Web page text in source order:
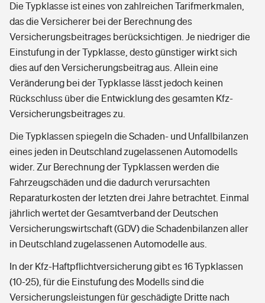
Die Typklasse ist eines von zahlreichen Tarifmerkmalen,
das die Versicherer bei der Berechnung des
Versicherungsbeitrages berücksichtigen. Je niedriger die
Einstufung in der Typklasse, desto günstiger wirkt sich
dies auf den Versicherungsbeitrag aus. Allein eine
Veränderung bei der Typklasse lässt jedoch keinen
Rückschluss über die Entwicklung des gesamten Kfz-
Versicherungsbeitrages zu.
Die Typklassen spiegeln die Schaden- und Unfallbilanzen
eines jeden in Deutschland zugelassenen Automodells
wider. Zur Berechnung der Typklassen werden die
Fahrzeugschäden und die dadurch verursachten
Reparaturkosten der letzten drei Jahre betrachtet. Einmal
jährlich wertet der Gesamtverband der Deutschen
Versicherungswirtschaft (GDV) die Schadenbilanzen aller
in Deutschland zugelassenen Automodelle aus.
In der Kfz-Haftpflichtversicherung gibt es 16 Typklassen
(10-25), für die Einstufung des Modells sind die
Versicherungsleistungen für geschädigte Dritte nach